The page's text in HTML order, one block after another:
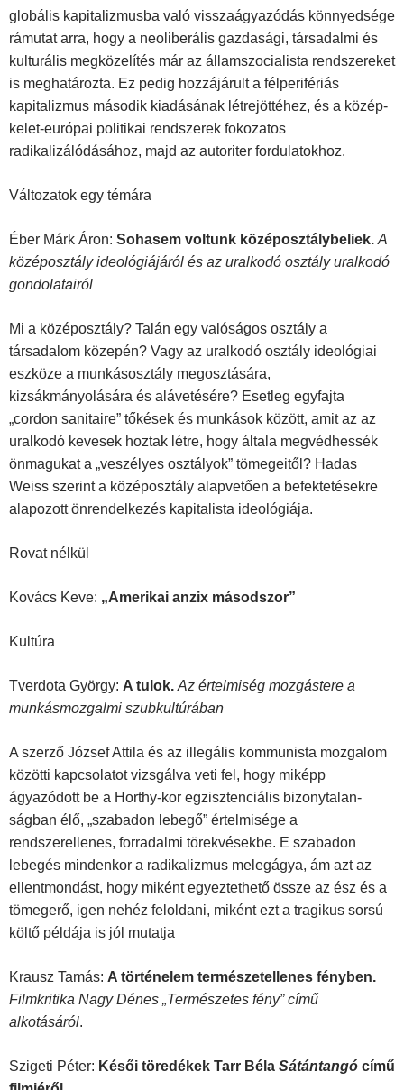
globális kapitalizmusba való visszaágyazódás könnyedsége
rámutat arra, hogy a neoliberális gazdasági, társadalmi és
kulturális megközelítés már az államszocialista rendszereket
is meghatározta. Ez pedig hoz­zájárult a félperifériás
kapitalizmus második kiadásának létrejöttéhez, és a közép-
kelet-európai politikai rendszerek fokozatos
radikalizálódásához, majd az autoriter fordulatokhoz.
Változatok egy témára
Éber Márk Áron: Sohasem voltunk középosztálybeliek.A
középosztály ideológiá­járól és az uralkodó osztály uralkodó
gondolatairól
Mi a középosztály? Talán egy valóságos osztály a
társadalom közepén? Vagy az ural­kodó osztály ideológiai
eszköze a munkásosztály megosztására,
kizsákmányolására és alávetésére? Esetleg egyfajta
„cordon sanitaire” tőkések és munkások között, amit az az
uralkodó kevesek hoztak létre, hogy általa megvédhessék
önmagukat a „veszélyes osztályok” tömegeitől? Hadas
Weiss szerint a középosztály alapvetően a befektetésekre
alapozott önrendelkezés kapitalista ideológiája.
Rovat nélkül
Kovács Keve: „Amerikai anzix másodszor”
Kultúra
Tverdota György: A tulok.Az értelmiség mozgástere a
munkásmozgalmi szubkultúrában
A szerző József Attila és az illegális kommunista mozgalom
közötti kapcsolatot vizs­gálva veti fel, hogy miképp
ágyazódott be a Horthy-kor egzisztenciális bizonytalan­
ságban élő, „szabadon lebegő” értelmisége a
rendszerellenes, forradalmi törekvésekbe. E szabadon
lebegés mindenkor a radikalizmus melegágya, ám azt az
ellentmondást, hogy miként egyeztethető össze az ész és a
tömegerő, igen nehéz feloldani, miként ezt a tragikus sorsú
költő példája is jól mutatja
Krausz Tamás: A történelem természetellenes fényben.
Filmkritika Nagy Dénes „Természetes fény” című
alkotásáról.
Szigeti Péter: Késői töredékek Tarr Béla Sátántangó című